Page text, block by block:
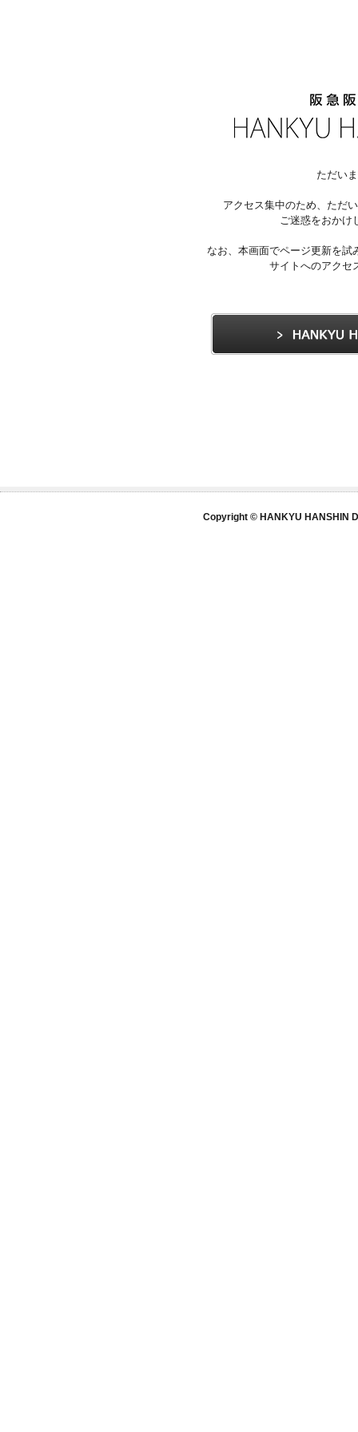
ただい
アクセス集中のため、ただ
ご迷惑をおかけ
なお、本画面でページ更新を
サイトへのアクセ
Copyright © HANKYU HANSHIN